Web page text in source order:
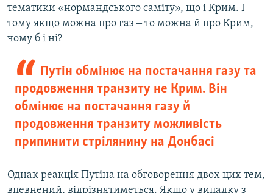
тематики «нормандського саміту», що і Крим. І
тому якщо можна про газ ‒ то можна й про Крим,
чому б і ні?
Путін обмінює на постачання газу та
продовження транзиту не Крим. Він
обмінює на постачання газу й
продовження транзиту можливість
припинити стрілянину на Донбасі
Однак реакція Путіна на обговорення двох цих тем,
впевнений, відрізнятиметься. Якщо у випадку з